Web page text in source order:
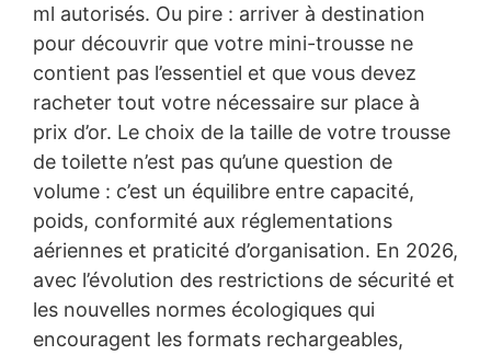
ml autorisés. Ou pire : arriver à destination
pour découvrir que votre mini-trousse ne
contient pas l’essentiel et que vous devez
racheter tout votre nécessaire sur place à
prix d’or. Le choix de la taille de votre trousse
de toilette n’est pas qu’une question de
volume : c’est un équilibre entre capacité,
poids, conformité aux réglementations
aériennes et praticité d’organisation. En 2026,
avec l’évolution des restrictions de sécurité et
les nouvelles normes écologiques qui
encouragent les formats rechargeables,